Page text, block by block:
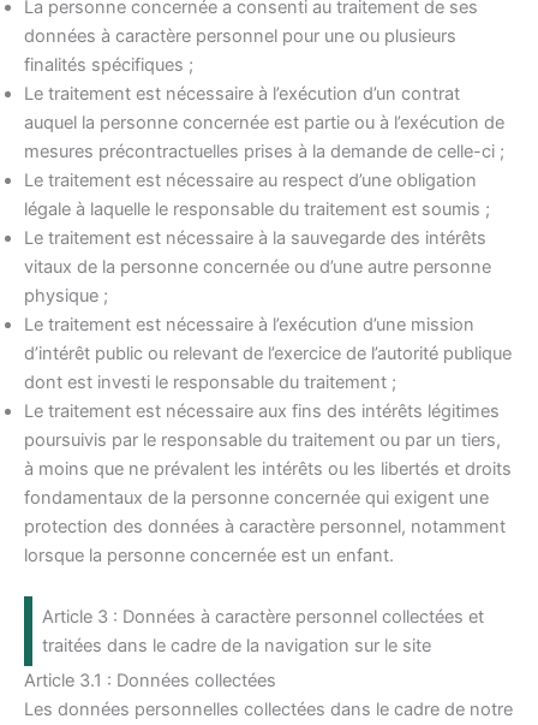
La personne concernée a consenti au traitement de ses
données à caractère personnel pour une ou plusieurs
finalités spécifiques ;
Le traitement est nécessaire à l’exécution d’un contrat
auquel la personne concernée est partie ou à l’exécution de
mesures précontractuelles prises à la demande de celle-ci ;
Le traitement est nécessaire au respect d’une obligation
légale à laquelle le responsable du traitement est soumis ;
Le traitement est nécessaire à la sauvegarde des intérêts
vitaux de la personne concernée ou d’une autre personne
physique ;
Le traitement est nécessaire à l’exécution d’une mission
d’intérêt public ou relevant de l’exercice de l’autorité publique
dont est investi le responsable du traitement ;
Le traitement est nécessaire aux fins des intérêts légitimes
poursuivis par le responsable du traitement ou par un tiers,
à moins que ne prévalent les intérêts ou les libertés et droits
fondamentaux de la personne concernée qui exigent une
protection des données à caractère personnel, notamment
lorsque la personne concernée est un enfant.
Article 3 : Données à caractère personnel collectées et
traitées dans le cadre de la navigation sur le site
Article 3.1 : Données collectées
Les données personnelles collectées dans le cadre de notre